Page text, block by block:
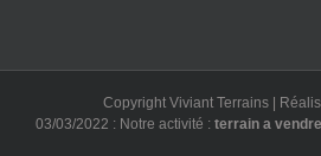
Copyright Viviant Terrains |
03/03/2022 : Notre activité :terrain a vendre